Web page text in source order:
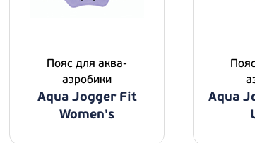
Пояс для аква-
аэробики
Aqua Jogger Fit
Women's
Aqua